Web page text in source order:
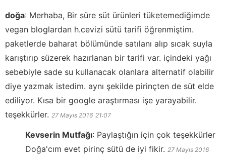
doğa: Merhaba, Bir süre süt ürünleri tüketemediğimde
vegan bloglardan h.cevizi sütü tarifi öğrenmiştim.
paketlerde baharat bölümünde satılanı alıp sıcak suyla
karıştırıp süzerek hazırlanan bir tarifi var. içindeki yağı
sebebiyle sade su kullanacak olanlara alternatif olabilir
diye yazmak istedim. aynı şekilde pirinçten de süt elde
ediliyor. Kısa bir google araştırması işe yarayabilir.
teşekkürler. 27 Mayıs 2016 21:07
Kevserin Mutfağı: Paylaştığın için çok teşekkürler
Doğa'cım evet pirinç sütü de iyi fikir. 27 Mayıs 2016